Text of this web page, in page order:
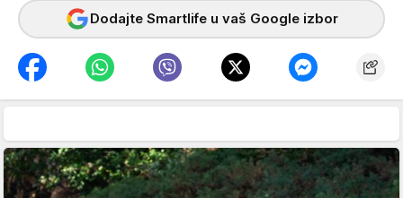
Dodajte Smartlife u vaš Google izbor